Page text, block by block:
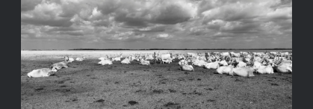
Kapcsolat